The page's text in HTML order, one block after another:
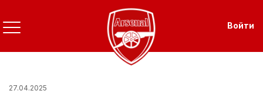
Перейти
к
основному
содержанию
Войти
27.04.2025